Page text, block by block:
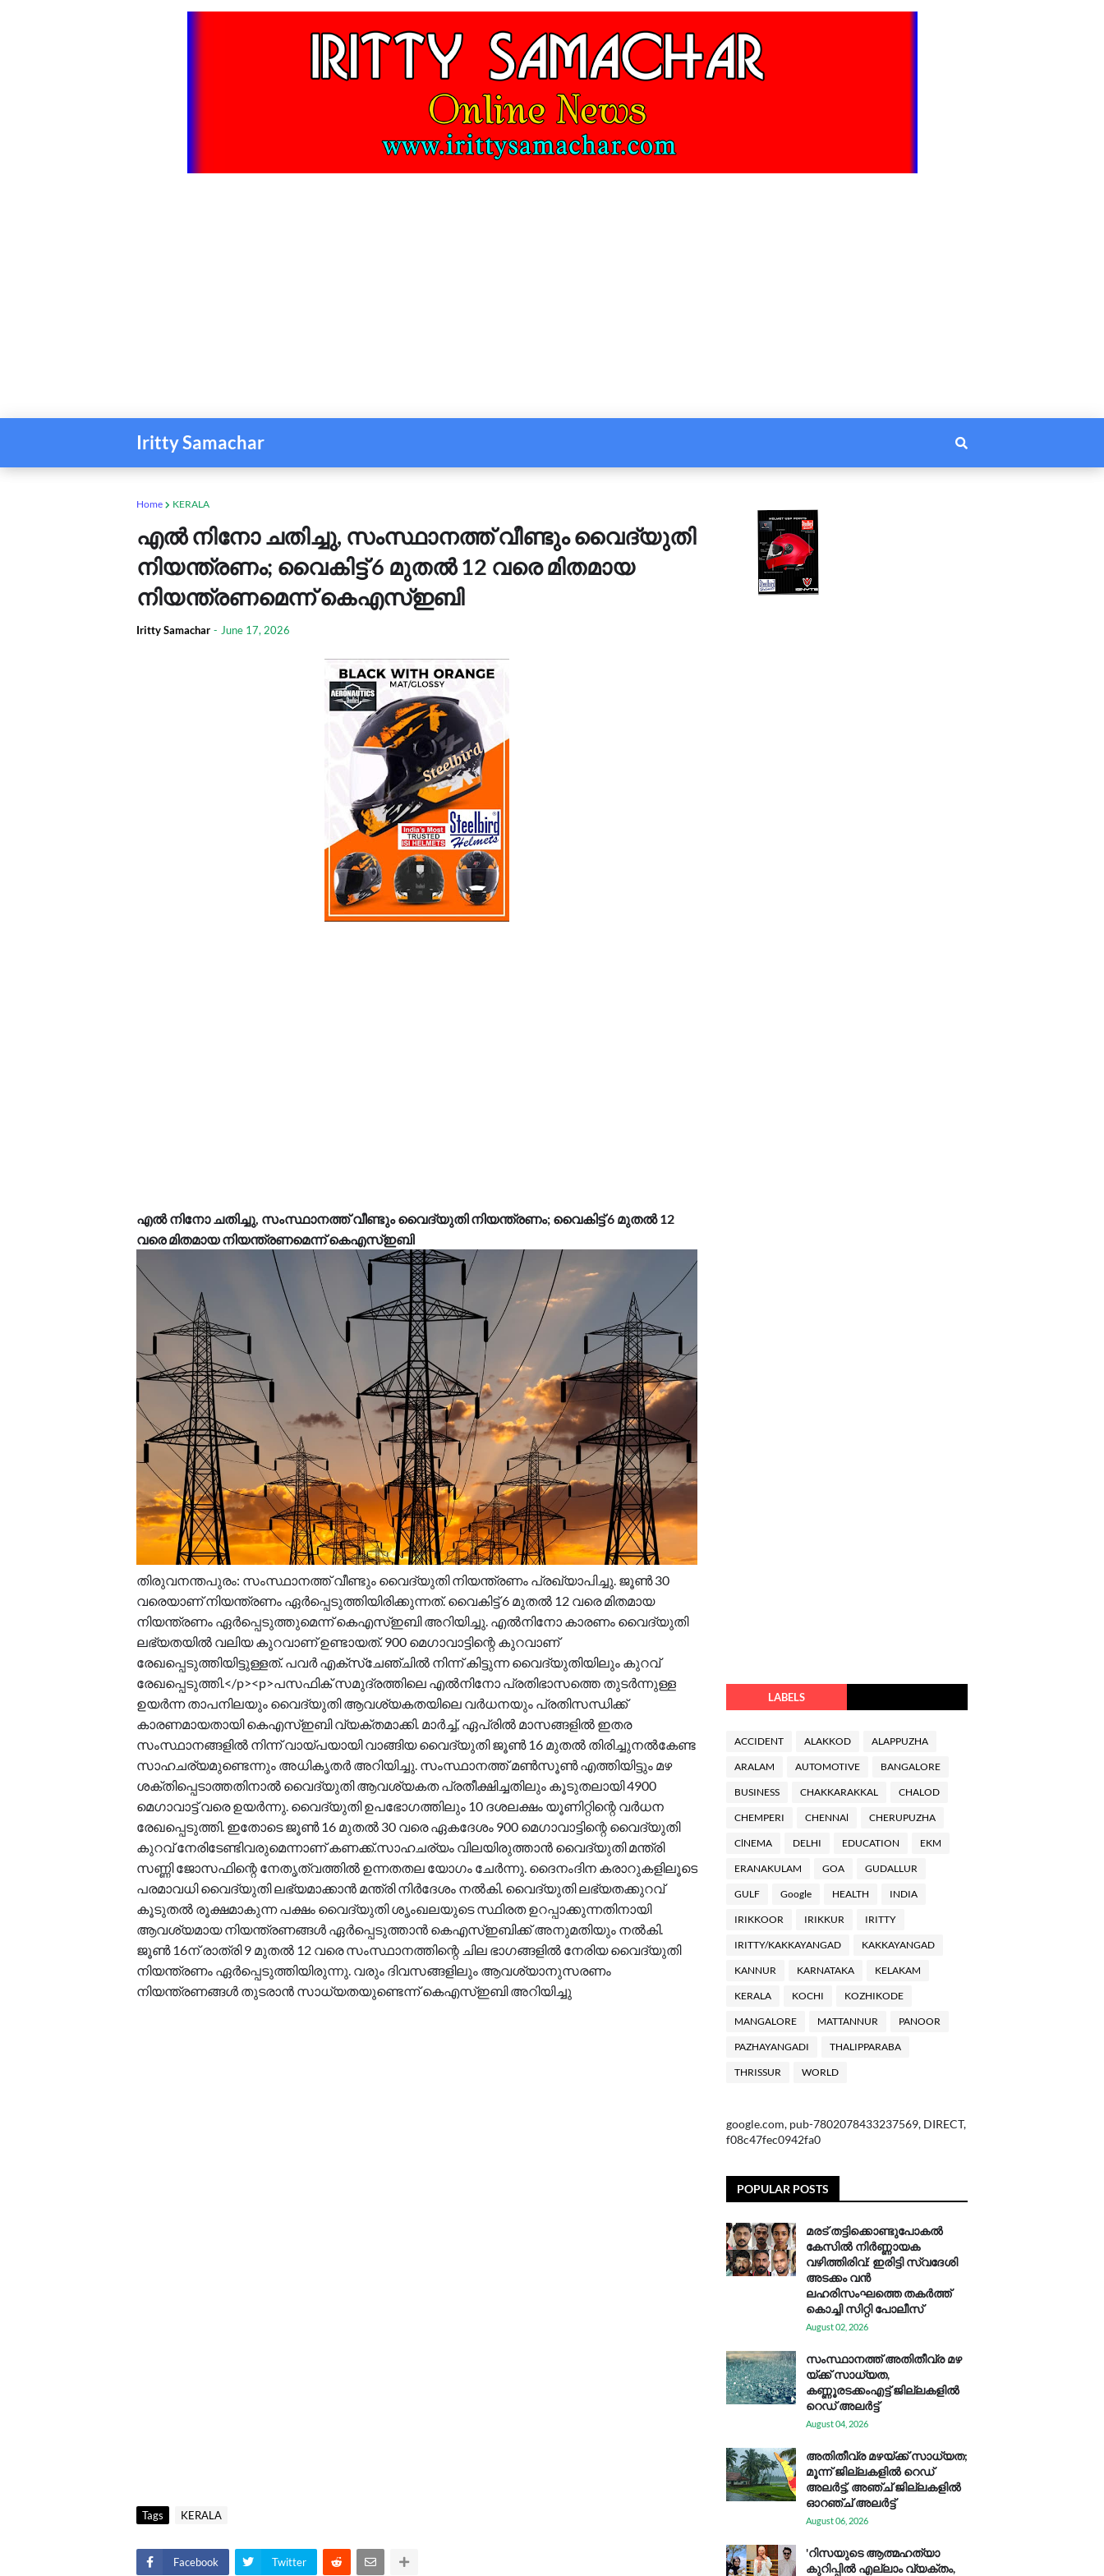
Iritty Samachar
Home KERALA
എൽ നിനോ ചതിച്ചു, സംസ്ഥാനത്ത് വീണ്ടും വൈദ്യുതി
നിയന്ത്രണം; വൈകിട്ട് 6 മുതൽ 12 വരെ മിതമായ
നിയന്ത്രണമെന്ന് കെഎസ്ഇബി
Iritty Samachar - June 17, 2026
എൽ നിനോ ചതിച്ചു, സംസ്ഥാനത്ത് വീണ്ടും വൈദ്യുതി നിയന്ത്രണം; വൈകിട്ട് 6 മുതൽ 12
വരെ മിതമായ നിയന്ത്രണമെന്ന് കെഎസ്ഇബി
തിരുവനന്തപുരം: സംസ്ഥാനത്ത് വീണ്ടും വൈദ്യുതി നിയന്ത്രണം പ്രഖ്യാപിച്ചു. ജൂൺ 30
വരെയാണ് നിയന്ത്രണം ഏർപ്പെടുത്തിയിരിക്കുന്നത്. വൈകിട്ട് 6 മുതൽ 12 വരെ മിതമായ
നിയന്ത്രണം ഏർപ്പെടുത്തുമെന്ന് കെഎസ്ഇബി അറിയിച്ചു. എൽനിനോ കാരണം വൈദ്യുതി
ലഭ്യതയിൽ വലിയ കുറവാണ് ഉണ്ടായത്. 900 മെഗാവാട്ടിന്റെ കുറവാണ്
രേഖപ്പെടുത്തിയിട്ടുള്ളത്. പവർ എക്സ്ചേഞ്ചിൽ നിന്ന് കിട്ടുന്ന വൈദ്യുതിയിലും കുറവ്
രേഖപ്പെടുത്തി.</p><p>പസഫിക് സമുദ്രത്തിലെ എൽനിനോ പ്രതിഭാസത്തെ തുടർന്നുള്ള
ഉയർന്ന താപനിലയും വൈദ്യുതി ആവശ്യകതയിലെ വർധനയും പ്രതിസന്ധിക്ക്
കാരണമായതായി കെഎസ്ഇബി വ്യക്തമാക്കി. മാർച്ച്, ഏപ്രിൽ മാസങ്ങളിൽ ഇതര
സംസ്ഥാനങ്ങളിൽ നിന്ന് വായ്പയായി വാങ്ങിയ വൈദ്യുതി ജൂൺ 16 മുതൽ തിരിച്ചുനൽകേണ്ട
സാഹചര്യമുണ്ടെന്നും അധികൃതർ അറിയിച്ചു. സംസ്ഥാനത്ത് മൺസൂൺ എത്തിയിട്ടും മഴ
ശക്തിപ്പെടാത്തതിനാൽ വൈദ്യുതി ആവശ്യകത പ്രതീക്ഷിച്ചതിലും കൂടുതലായി 4900
മെഗാവാട്ട് വരെ ഉയർന്നു. വൈദ്യുതി ഉപഭോഗത്തിലും 10 ദശലക്ഷം യൂണിറ്റിന്റെ വർധന
രേഖപ്പെടുത്തി. ഇതോടെ ജൂൺ 16 മുതൽ 30 വരെ ഏകദേശം 900 മെഗാവാട്ടിന്റെ വൈദ്യുതി
കുറവ് നേരിടേണ്ടിവരുമെന്നാണ് കണക്ക്.സാഹചര്യം വിലയിരുത്താൻ വൈദ്യുതി മന്ത്രി
സണ്ണി ജോസഫിന്റെ നേതൃത്വത്തിൽ ഉന്നതതല യോഗം ചേർന്നു. ദൈനംദിന കരാറുകളിലൂടെ
പരമാവധി വൈദ്യുതി ലഭ്യമാക്കാൻ മന്ത്രി നിർദേശം നൽകി. വൈദ്യുതി ലഭ്യതക്കുറവ്
കൂടുതൽ രൂക്ഷമാകുന്ന പക്ഷം വൈദ്യുതി ശൃംഖലയുടെ സ്ഥിരത ഉറപ്പാക്കുന്നതിനായി
ആവശ്യമായ നിയന്ത്രണങ്ങൾ ഏർപ്പെടുത്താൻ കെഎസ്ഇബിക്ക് അനുമതിയും നൽകി.
ജൂൺ 16ന് രാത്രി 9 മുതൽ 12 വരെ സംസ്ഥാനത്തിന്റെ ചില ഭാഗങ്ങളിൽ നേരിയ വൈദ്യുതി
നിയന്ത്രണം ഏർപ്പെടുത്തിയിരുന്നു. വരും ദിവസങ്ങളിലും ആവശ്യാനുസരണം
നിയന്ത്രണങ്ങൾ തുടരാൻ സാധ്യതയുണ്ടെന്ന് കെഎസ്ഇബി അറിയിച്ചു
Tags KERALA
Facebook Twitter
LABELS
ACCIDENT ALAKKOD ALAPPUZHA
ARALAM AUTOMOTIVE BANGALORE
BUSINESS CHAKKARAKKAL CHALOD
CHEMPERI CHENNAl CHERUPUZHA
ClNEMA DELHI EDUCATION EKM
ERANAKULAM GOA GUDALLUR
GULF Google HEALTH INDIA
IRIKKOOR IRIKKUR IRITTY
IRITTY/KAKKAYANGAD KAKKAYANGAD
KANNUR KARNATAKA KELAKAM
KERALA KOCHI KOZHIKODE
MANGALORE MATTANNUR PANOOR
PAZHAYANGADI THALIPPARABA
THRISSUR WORLD
google.com, pub-7802078433237569, DIRECT,
f08c47fec0942fa0
POPULAR POSTS
മരട് തട്ടിക്കൊണ്ടുപോകൽ
കേസിൽ നിർണ്ണായക
വഴിത്തിരിവ്: ഇരിട്ടി സ്വദേശി
അടക്കം വൻ
ലഹരിസംഘത്തെ തകർത്ത്
കൊച്ചി സിറ്റി പോലീസ്
August 02, 2026
സം​സ്ഥാ​ന​ത്ത് അ​തി​തീ​വ്ര മ​ഴ​
യ്ക്ക് സാ​ധ്യ​ത,
കണ്ണൂരടക്കംഎ​ട്ട് ജി​ല്ല​ക​ളി​ൽ
റെ​ഡ് അ​ലർ​ട്ട്
August 04, 2026
അതിതീവ്ര മഴയ്ക്ക് സാധ്യത;
മൂന്ന് ജില്ലകളിൽ റെഡ്
അലർട്ട്, അഞ്ച് ജില്ലകളിൽ
ഓറഞ്ച് അലർട്ട്
August 06, 2026
'റിസയുടെ ആത്മഹത്യാ
കുറിപ്പിൽ എല്ലാം വ്യക്തം,